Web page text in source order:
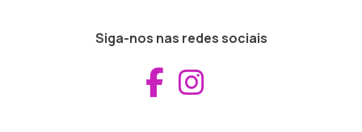
Siga-nos nas redes sociais
Aceder ao